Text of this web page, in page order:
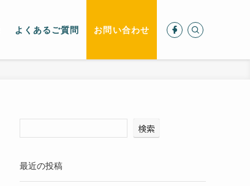
よくあるご質問 お問い合わせ
検索
最近の投稿